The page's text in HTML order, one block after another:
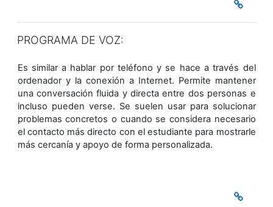
PROGRAMA DE VOZ:
Es similar a hablar por teléfono y se hace a través del
ordenador y la conexión a Internet. Permite mantener
una conversación fluida y directa entre dos personas e
incluso pueden verse. Se suelen usar para solucionar
problemas concretos o cuando se considera necesario
el contacto más directo con el estudiante para mostrarle
más cercanía y apoyo de forma personalizada.